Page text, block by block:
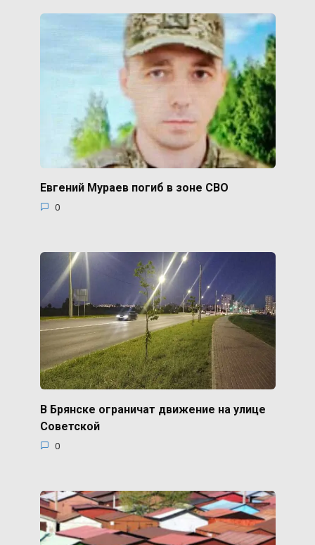
Евгений Мураев погиб в зоне СВО
0
В Брянске ограничат движение на улице
Советской
0